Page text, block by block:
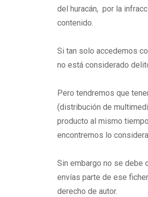
del huracán, por la
contenido.
Si tan solo accedemos
no está considerado
Pero tendremos que
(distribución de
producto al mismo
encontremos lo
Sin embargo no se debe
envías parte de ese
derecho de autor.